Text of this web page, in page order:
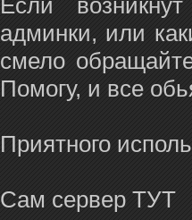
админки, или
смело
Помогу, и все
Приятного
Сам сервер ТУТ